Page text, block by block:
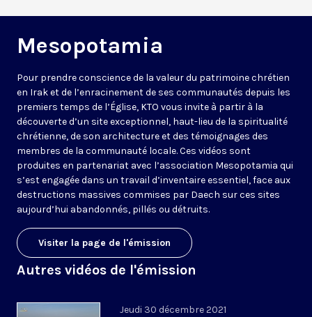
Mesopotamia
Pour prendre conscience de la valeur du patrimoine chrétien
en Irak et de l’enracinement de ses communautés depuis les
premiers temps de l’Église, KTO vous invite à partir à la
découverte d’un site exceptionnel, haut-lieu de la spiritualité
chrétienne, de son architecture et des témoignages des
membres de la communauté locale. Ces vidéos sont
produites en partenariat avec l’association Mesopotamia qui
s’est engagée dans un travail d’inventaire essentiel, face aux
destructions massives commises par Daech sur ces sites
aujourd’hui abandonnés, pillés ou détruits.
Visiter la page de l'émission
Autres vidéos de l'émission
Jeudi 30 décembre 2021